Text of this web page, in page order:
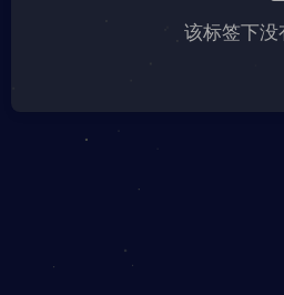
该标签下没